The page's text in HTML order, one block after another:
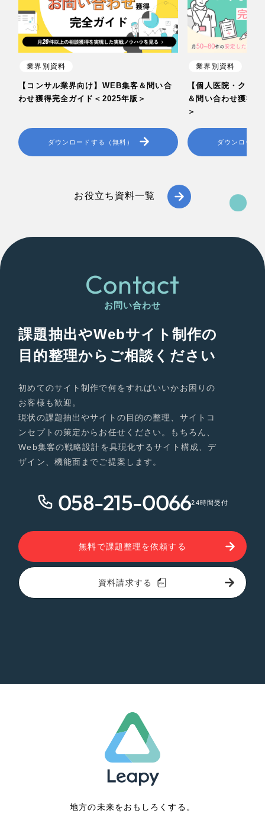
業界別資料
【コンサル業界向け】WEB集客＆問い合
わせ獲得完全ガイド＜2025年版＞
ダウンロードする（無料）
業界別資料
【個人医院・クリ
＆問い合わせ獲得
＞
ダウンロード
お役立ち資料一覧
Contact
お問い合わせ
課題抽出やWebサイト制作の
目的整理からご相談ください
初めてのサイト制作で何をすればいいかお困りの
お客様も歓迎。
現状の課題抽出やサイトの目的の整理、サイトコ
ンセプトの策定からお任せください。もちろん、
Web集客の戦略設計を具現化するサイト構成、デ
ザイン、機能面までご提案します。
058-215-006624時間受付
無料で課題整理を依頼する
資料請求する
地方の未来をおもしろくする。